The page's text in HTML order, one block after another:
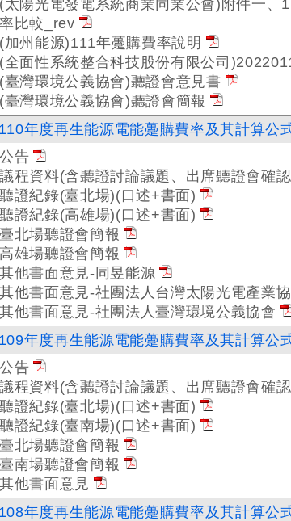
太陽光電發電系統商業同業公會)附件一、
比較_rev
加州能源)111年躉購費率說明
全面性系統整合科技股份有限公司
臺灣環境公義協會)聽證會意見書
臺灣環境公義協會)聽證會簡報
年度再生能源電能躉購費率及其計算公
告
程資料(含聽證討論議題、出席聽證會確
證紀錄(臺北場)(口述+書面)
證紀錄(高雄場)(口述+書面)
北場聽證會簡報
雄場聽證會簡報
他書面意見-同昱能源
他書面意見-社團法人台灣太陽光電產業
他書面意見-社團法人臺灣環境公義協會
年度再生能源電能躉購費率及其計算公
告
程資料(含聽證討論議題、出席聽證會確
證紀錄(臺北場)(口述+書面)
證紀錄(臺南場)(口述+書面)
北場聽證會簡報
南場聽證會簡報
他書面意見
年度再生能源電能躉購費率及其計算公